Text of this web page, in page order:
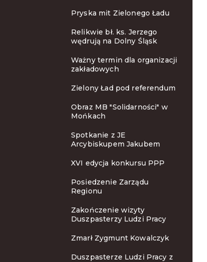
Pryska mit Zielonego Ładu
Relikwie bł. ks. Jerzego
wędrują na Dolny Śląsk
Ważny termin dla organizacji
zakładowych
Zielony Ład pod referendum
Obraz MB "Solidarności" w
Mońkach
Spotkanie z JE
Arcybiskupem Jakubem
XVI edycja konkursu PPP
Posiedzenie Zarządu
Regionu
Zakończenie wizyty
Duszpasterzy Ludzi Pracy
Zmarł Zygmunt Kowalczyk
Duszpasterze Ludzi Pracy z